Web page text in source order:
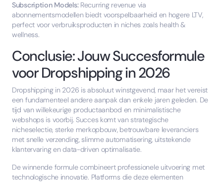
Subscription Models:Recurring revenue via
abonnementsmodellen biedt voorspelbaarheid en hogere LTV,
perfect voor verbruiksproducten in niches zoals health &
wellness.
Conclusie: Jouw Succesformule
voor Dropshipping in 2026
Dropshipping in 2026 is absoluut winstgevend, maar het vereist
een fundamenteel andere aanpak dan enkele jaren geleden. De
tijd van willekeurige productaanbod en minimalistische
webshops is voorbij. Succes komt van strategische
nicheselectie, sterke merkopbouw, betrouwbare leveranciers
met snelle verzending, slimme automatisering, uitstekende
klantervaring en data-driven optimalisatie.
De winnende formule combineert professionele uitvoering met
technologische innovatie. Platforms die deze elementen